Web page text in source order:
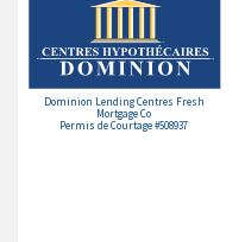
Dominion Lending Centres Fresh
Mortgage Co
Permis de Courtage #508937